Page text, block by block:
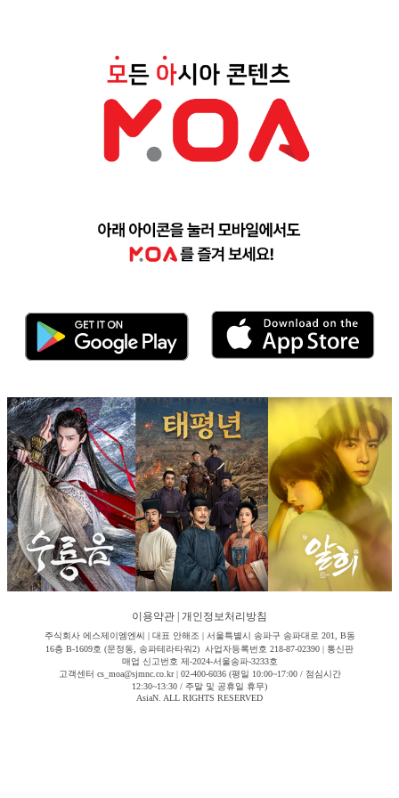
이용약관 개인정보처리방침
주식회사 에스제이엠엔씨 | 대표 안해조 | 서울특별시 송파구 송파대로 201, B동
16층 B-1609호 (문정동, 송파테라타워2) 사업자등록번호 218-87-02390 | 통신판
매업 신고번호 제-2024-서울송파-3233호
고객센터 cs_moa@sjmnc.co.kr | 02-400-6036 (평일 10:00~17:00 / 점심시간
12:30~13:30 / 주말 및 공휴일 휴무)
AsiaN. ALL RIGHTS RESERVED